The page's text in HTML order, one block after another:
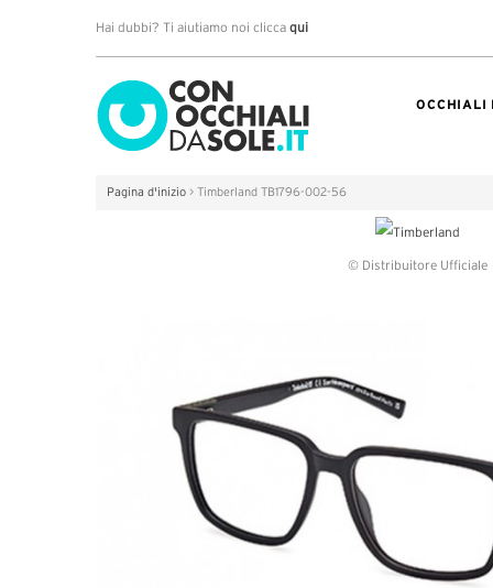
Hai dubbi? Ti aiutiamo noi clicca qui
OCCHIALI
Pagina d'inizio > Timberland TB1796-002-56
© Distribuitore Ufficiale